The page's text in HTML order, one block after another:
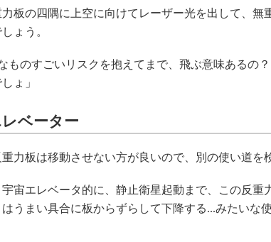
板の四隅に上空に向けてレーザー光を出して、無
ょう。
ものすごいリスクを抱えてまで、飛ぶ意味あるの
ょ」
ベーター
力板は移動させない方が良いので、別の使い道を
宙エレベータ的に、静止衛星起動まで、この反重
うまい具合に板からずらして下降する...みたいな